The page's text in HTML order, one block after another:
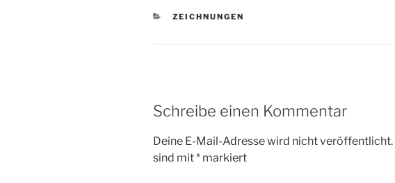
KATEGORIEN
ZEICHNUNGEN
Schreibe einen Kommentar
Deine E-Mail-Adresse wird nicht veröffentlicht.
sind mit* markiert